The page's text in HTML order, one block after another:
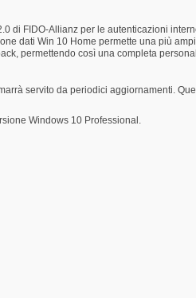
di FIDO-Allianz per le autenticazioni
dati Win 10 Home permette una più
permettendo così una completa
servito da periodici aggiornamenti.
Windows 10 Professional.